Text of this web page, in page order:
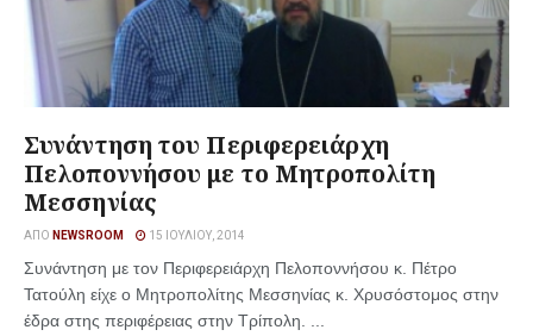
Συνάντηση του Περιφερειάρχη
Πελοποννήσου με το Μητροπολίτη
Μεσσηνίας
ΑΠΌ NEWSROOM 15 ΙΟΥΛΊΟΥ, 2014
Συνάντηση με τον Περιφερειάρχη Πελοποννήσου κ. Πέτρο
Τατούλη είχε ο Μητροπολίτης Μεσσηνίας κ. Χρυσόστομος στην
έδρα στης περιφέρειας στην Τρίπολη. ...